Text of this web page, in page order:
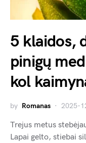
5 klaidos,
pinigų
kol
by Romanas 2025-
Trejus metus
Lapai gelto, stiebai